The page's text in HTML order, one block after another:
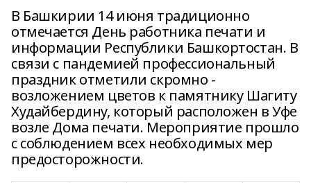
В Башкирии 14 июня традиционно
отмечается День работника печати и
информации Республики Башкортостан. В
связи с пандемией профессиональный
праздник отметили скромно -
возложением цветов к памятнику Шагиту
Худайбердину, который расположен в Уфе
возле Дома печати. Мероприятие прошло
с соблюдением всех необходимых мер
предосторожности.